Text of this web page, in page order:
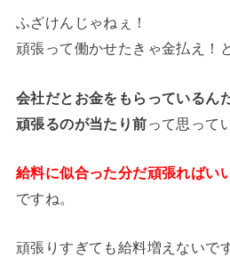
ふざけんじゃねぇ！
頑張って働かせたきゃ金払え！
会社だとお金をもらっているん
頑張るのが当たり前って思って
給料に似合った分だ頑張ればい
ですね。
頑張りすぎても給料増えないで